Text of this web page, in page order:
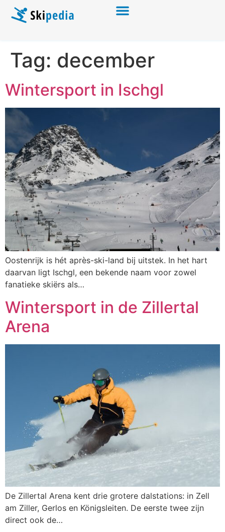
Tag: december
Wintersport in Ischgl
Oostenrijk is hét après-ski-land bij uitstek. In het hart
daarvan ligt Ischgl, een bekende naam voor zowel
fanatieke skiërs als…
Wintersport in de Zillertal
Arena
De Zillertal Arena kent drie grotere dalstations: in Zell
am Ziller, Gerlos en Königsleiten. De eerste twee zijn
direct ook de…